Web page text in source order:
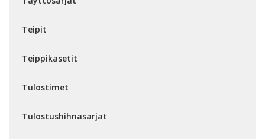
Teipit
Teippikasetit
Tulostimet
Tulostushihnasarjat